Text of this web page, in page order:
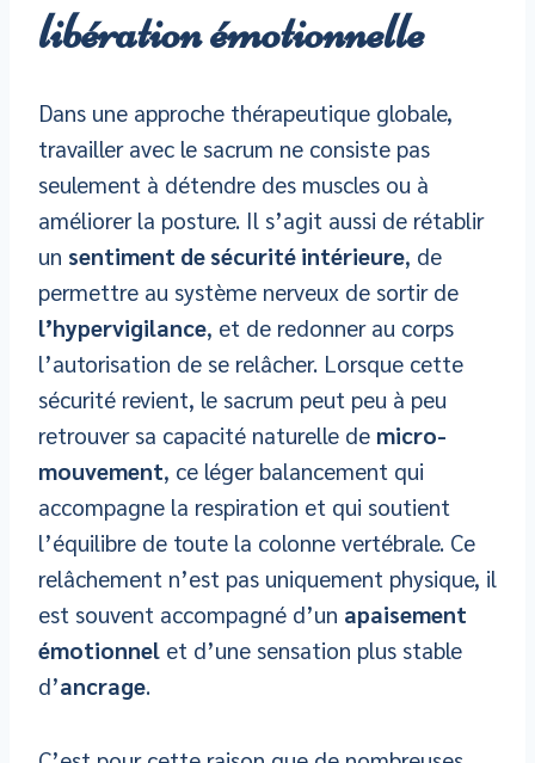
libération émotionnelle
Dans une approche thérapeutique globale,
travailler avec le sacrum ne consiste pas
seulement à détendre des muscles ou à
améliorer la posture. Il s’agit aussi de rétablir
un sentiment de sécurité intérieure, de
permettre au système nerveux de sortir de
l’hypervigilance, et de redonner au corps
l’autorisation de se relâcher. Lorsque cette
sécurité revient, le sacrum peut peu à peu
retrouver sa capacité naturelle de micro-
mouvement, ce léger balancement qui
accompagne la respiration et qui soutient
l’équilibre de toute la colonne vertébrale. Ce
relâchement n’est pas uniquement physique, il
est souvent accompagné d’un apaisement
émotionnel et d’une sensation plus stable
d’ancrage.